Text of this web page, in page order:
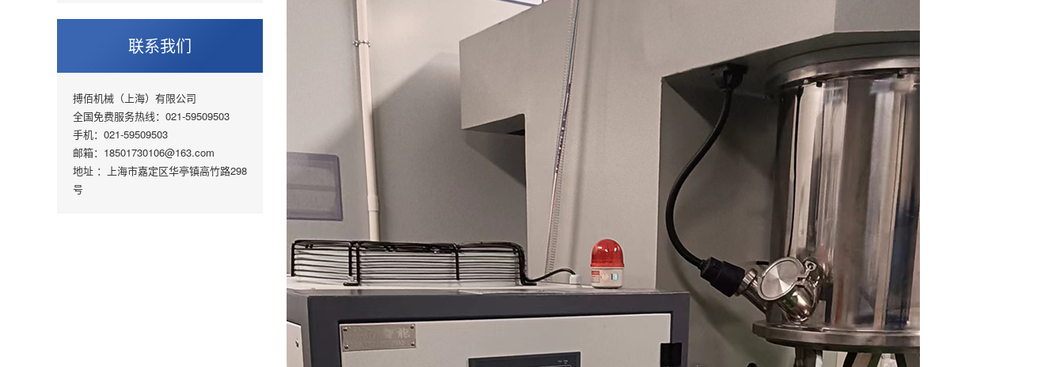
联系我们
搏佰机械（上海）有限公司
全国免费服务热线：021-59509503
手机：021-59509503
邮箱：18501730106@163.com
地址 ：上海市嘉定区华亭镇高竹路298
号